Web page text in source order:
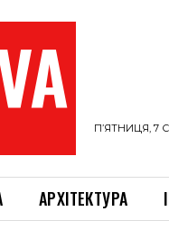
П’ЯТНИЦЯ, 7
АРХІТЕКТУРА